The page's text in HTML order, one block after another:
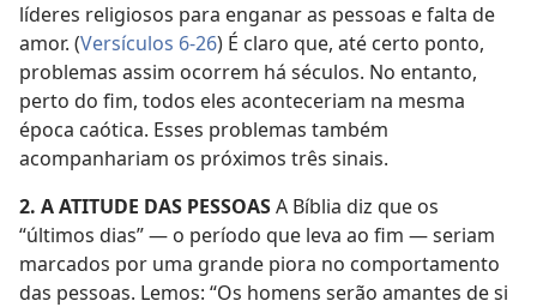
líderes religiosos para enganar as pessoas e falta de
amor. (Versículos 6-26) É claro que, até certo ponto,
problemas assim ocorrem há séculos. No entanto,
perto do fim, todos eles aconteceriam na mesma
época caótica. Esses problemas também
acompanhariam os próximos três sinais.
2. A ATITUDE DAS PESSOASA Bíblia diz que os
“últimos dias” — o período que leva ao fim — seriam
marcados por uma grande piora no comportamento
das pessoas. Lemos: “Os homens serão amantes de si